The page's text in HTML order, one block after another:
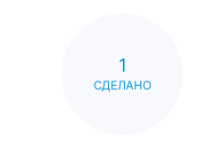
1
СДЕЛАНО